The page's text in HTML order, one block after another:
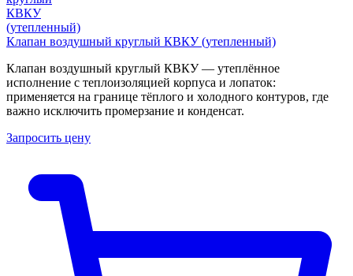
Клапан воздушный круглый КВКУ (утепленный)
Клапан воздушный круглый КВКУ — утеплённое
исполнение с теплоизоляцией корпуса и лопаток:
применяется на границе тёплого и холодного контуров, где
важно исключить промерзание и конденсат.
Запросить цену